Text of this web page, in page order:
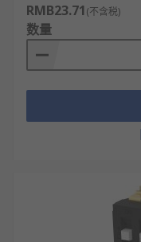
定义与范畴不同
开关”（Dual
指，属于封装形
是更宽泛的统称
现通断或状态切
开关的一个细分
封装与安装方
孔位；其他类
装外，还有贴
嵌入设备面板）
RMB23.71(不含税)
数量